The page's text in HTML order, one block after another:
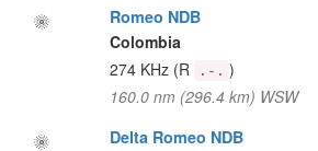
Romeo NDB
Colombia
274 KHz (R .-. )
160.0 nm (296.4 km) WSW
Delta Romeo NDB